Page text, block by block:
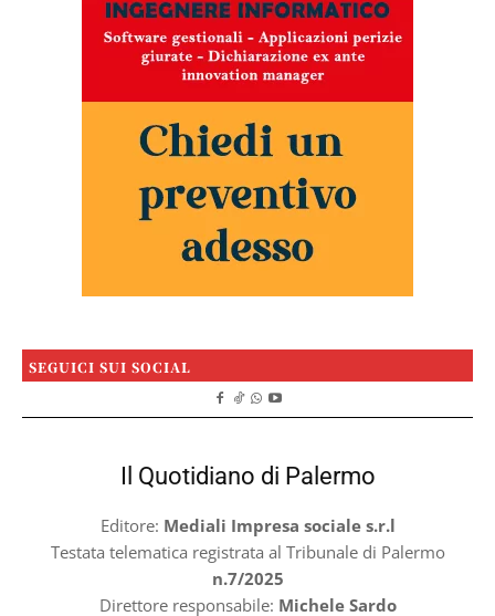
SEGUICI SUI SOCIAL
Il Quotidiano di Palermo
Editore: Mediali Impresa sociale s.r.l
Testata telematica registrata al Tribunale di Palermo
n.7/2025
Direttore responsabile: Michele Sardo